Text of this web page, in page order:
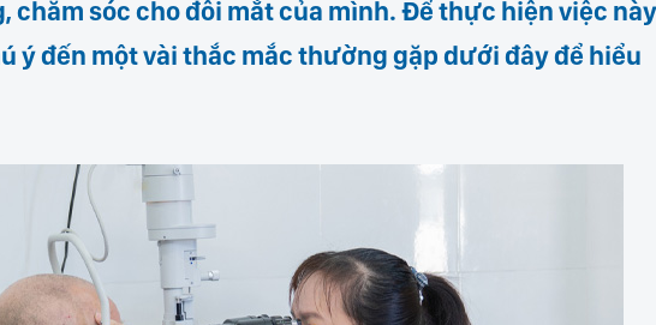
chăm sóc cho đôi mắt của mình. Để thực hiện việc này
ý đến một vài thắc mắc thường gặp dưới đây để hiểu